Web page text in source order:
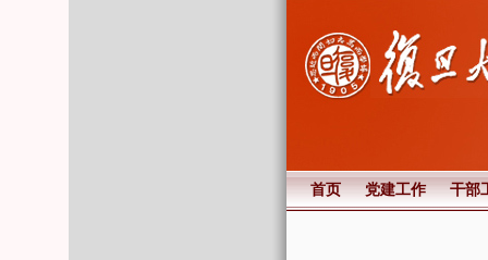
首页 党建工作 干部